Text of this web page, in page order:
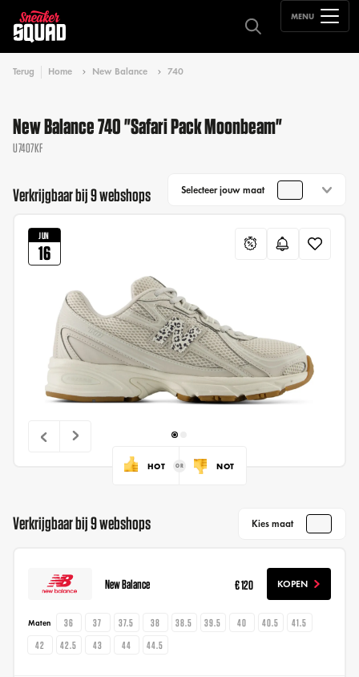
MENU
Terug Home New Balance 740
New Balance 740 "Safari Pack Moonbeam"
U7407KF
Verkrijgbaar bij 9 webshops Selecteer jouw maat
JUN
16
HOT NOT
Verkrijgbaar bij 9 webshops Kies maat
New Balance € 120 KOPEN
Maten 36 37 37.5 38 38.5 39.5 40 40.5
41.5
42
42.5 43 44 44.5